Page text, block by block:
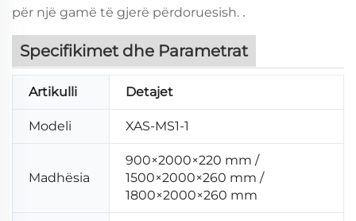
për një gamë të gjerë përdoruesish. .
Specifikimet dhe Parametrat
Artikulli Detajet
Modeli XAS-MS1-1
Madhësia
900×2000×220 mm /
1500×2000×260 mm /
1800×2000×260 mm